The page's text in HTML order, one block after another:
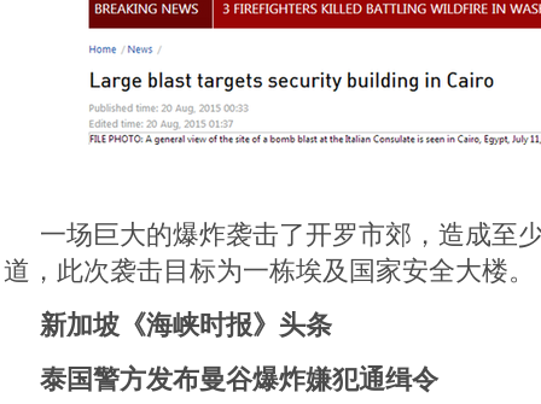
一场巨大的爆炸袭击了开罗市郊，造成至
道，此次袭击目标为一栋埃及国家安全大楼。
新加坡《海峡时报》头条
泰国警方发布曼谷爆炸嫌犯通缉令